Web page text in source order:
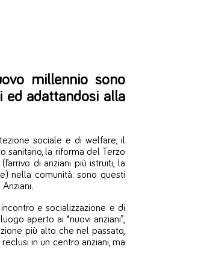
millennio sono
ed adattandosi alla
sociale e di welfare, il
sanitario, la riforma del Terzo
di anziani più istruiti, la
nella comunità: sono questi
incontro e socializzazione e di
aperto ai “nuovi anziani”,
più alto che nel passato,
in un centro anziani, ma